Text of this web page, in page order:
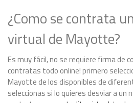
¿Como se contrata
virtual de Mayotte?
Es muy fácil, no se requiere firma de
contratas todo online! primero
Mayotte de los disponibles de
seleccionas si lo quieres desviar a un